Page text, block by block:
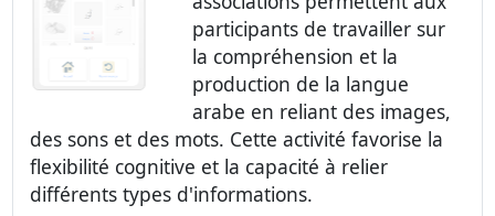
participants de travailler sur
la compréhension et la
production de la langue
arabe en reliant des images,
des sons et des mots. Cette activité favorise la
flexibilité cognitive et la capacité à relier
différents types d'informations.